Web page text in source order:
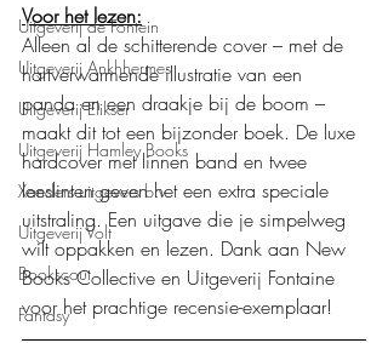
Uitgeverij de Fontein
Uitgeverij Ankhhermes
Uitgeverij Elikser
Uitgeverij Hamley Books
Xanders uitgevers b.v.
Uitgeverij Volt
Bookscout
Fantasy
Voor het lezen:
Alleen al de schitterende cover – met de
hartverwarmende illustratie van een
panda en een draakje bij de boom –
maakt dit tot een bijzonder boek. De luxe
hardcover met linnen band en twee
leeslinten geven het een extra speciale
uitstraling. Een uitgave die je simpelweg
wilt oppakken en lezen. Dank aan New
Books Collective en Uitgeverij Fontaine
voor het prachtige recensie-exemplaar!